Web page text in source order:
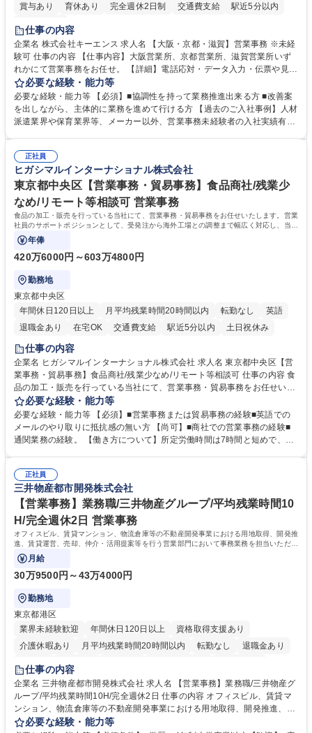
賞与あり 育休あり 完全週休2日制 交通費支給
駅近5分以内
土日祝休み
仕事の内容
企業名 株式会社キーエンス 求人名 【大阪・京都・滋賀】営業事務 ※未経
験可 仕事の内容 【仕事内容】大阪営業所、京都営業所、滋賀営業所いず
れかにて営業事務をお任せ。 【詳細】電話応対・データ入力・伝票や見積
の作成・カタログ送付・来客対応・営業所内で発生する事務業務や業務改
善をお任せ。 【教育制度】ご入社後、育成担当とペアになりながらOJTに
て業務を覚えていただくことが可能です。業務システムがきちんと構築さ
れているため、スムーズに仕事に慣れることができる環境です。また、
募集職種 【大阪・京都・滋賀】営業事務 ※未経験可
必要な経験・能力等
必要な経験・能力等 【必須】■協調性を持って業務推進出来る方 ■改善案
を出しながら、主体的に業務を進めて行ける方 【過去のご入社事例】人材
派遣業界や保育業界等、メーカー以外、営業事務未経験者の入社実績有
えて、お客様や社員の状況に合わせ、能動的なサポート、改善の動きも期
待され。組織を支えるスペシャリストとして、チームに貢献し、結果的に
社員から頼られる存在になることができます。平均19:30の退勤以降の業
務の持ち帰りも禁止されており、メリハリのある働き方となります。 学
歴・資格 学歴：大学院 大学 高専 短大 語学力： 資格：
正社員
ヒガシマルインターナショナル株式会社
東京都中央区【営業事務・貿易事務】食品商社/残業少
なめ/リモート等相談可 営業事務
食品の加工・販売を行っている当社にて、営業事務・貿易事務をお任せいたします。営業
社員のサポートポジションとして、受発注から海外工場との調整まで幅広く対応し、当社
事業の根幹を支えていただきます。
年俸
420万6000円～603万4800円
勤務地
東京都中央区
年間休日120日以上
月平均残業時間20時間以内 転勤なし
英語
退職金あり
在宅OK 交通費支給 駅近5分以内 土日祝休み
仕事の内容
企業名 ヒガシマルインターナショナル株式会社 求人名 東京都中央区【営
業事務・貿易事務】食品商社/残業少なめ/リモート等相談可 仕事の内容 食
品の加工・販売を行っている当社にて、営業事務・貿易事務をお任せいた
します。営業社員のサポートポジションとして、受発注から海外工場との
調整まで幅広く対応し、当社事業の根幹を支えていただきます。 ■受発注
業務、請求書発行 ■海外工場とのスケジュール調整 ■在庫管理 ■輸入書類
の確認・作成 ■配送手配 ■通関業者を通して行う輸出入業全般 ■倉庫との
ルプロデュースしているため、商品に関わる全ての業務をサポート頂きま
す。 募集職種 東京都中央区【営業事務・貿易事務】食品商社/残業少なめ/
リモート等相談可
必要な経験・能力等
必要な経験・能力等 【必須】■営業事務または貿易事務の経験■英語での
メールのやり取りに抵抗感の無い方 【尚可】■商社での営業事務の経験■
通関業務の経験。 【働き方について】所定労働時間は7時間と短めで、残
の強み】1991年の設立以来、外食産業を中心としたお客様の多様なニー
ズに沿った冷凍水産物等の生産・輸入・販売を一貫して手掛けています。
自社工場と海外拠点の強固な連携によるワンストップサービスが最大の強
みです。 学歴・資格 学歴：大学院 大学 語学力：英語 資格：
正社員
三井物産都市開発株式会社
【営業事務】業務職/三井物産グループ/平均残業時間10
H/完全週休2日 営業事務
オフィスビル、賃貸マンション、物流倉庫等の不動産開発事業における用地取得、開発推
進、賃貸運営、売却、仲介・活用提案等を行う営業部門において事務業務を担当いただき
ます。
月給
30万9500円～43万4000円
勤務地
東京都港区
業界未経験歓迎
年間休日120日以上
資格取得支援あり
介護休暇あり
月平均残業時間20時間以内 転勤なし
退職金あり
在宅OK
賞与あり
駅近5分以内
土日祝休み 寮・社宅あり
仕事の内容
企業名 三井物産都市開発株式会社 求人名 【営業事務】業務職/三井物産グ
ループ/平均残業時間10H/完全週休2日 仕事の内容 オフィスビル、賃貸マ
ンション、物流倉庫等の不動産開発事業における用地取得、開発推進、賃
貸運営、売却、仲介・活用提案等を行う営業部門において事務業務を担当
必要な経験・能力等